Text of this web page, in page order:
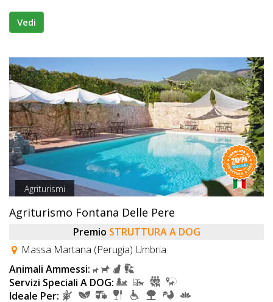
Vedi
Agriturismi
Agriturismo Fontana Delle Pere
Premio STRUTTURA A DOG
Massa Martana (Perugia) Umbria
Animali Ammessi:
Servizi Speciali A DOG:
Ideale Per: